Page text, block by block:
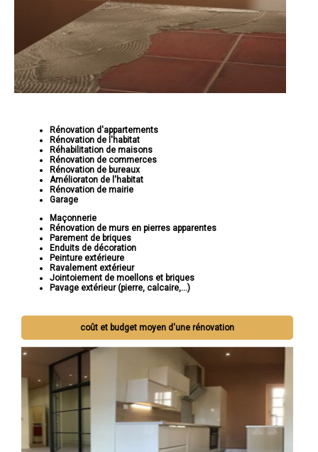
Rénovation d'appartements
Rénovation de l'habitat
Réhabilitation de maisons
Rénovation de commerces
Rénovation de bureaux
Amélioraton de l'habitat
Rénovation de mairie
Garage
Maçonnerie
Rénovation de murs en pierres apparentes
Parement de briques
Enduits de décoration
Peinture extérieure
Ravalement extérieur
Jointoiement de moellons et briques
Pavage extérieur (pierre, calcaire,...)
coût et budget moyen d'une rénovation